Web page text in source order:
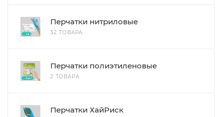
Перчатки нитриловые
32 ТОВАРА
Перчатки полиэтиленовые
2 ТОВАРА
Перчатки ХайРиск